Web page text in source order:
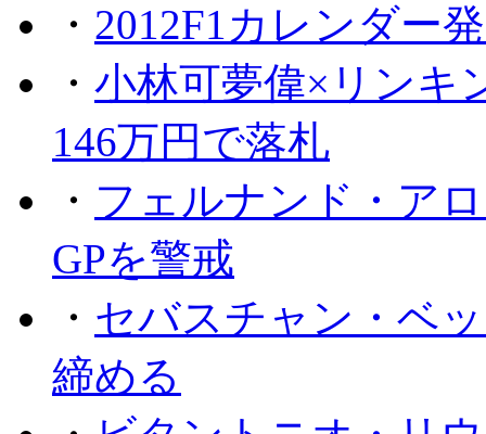
・ 2012F1カレンダー
・ 小林可夢偉×リンキ
146万円で落札
・ フェルナンド・ア
GPを警戒
・ セバスチャン・ベ
締める